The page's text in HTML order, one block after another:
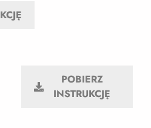
POBIERZ
INSTRUKCJĘ